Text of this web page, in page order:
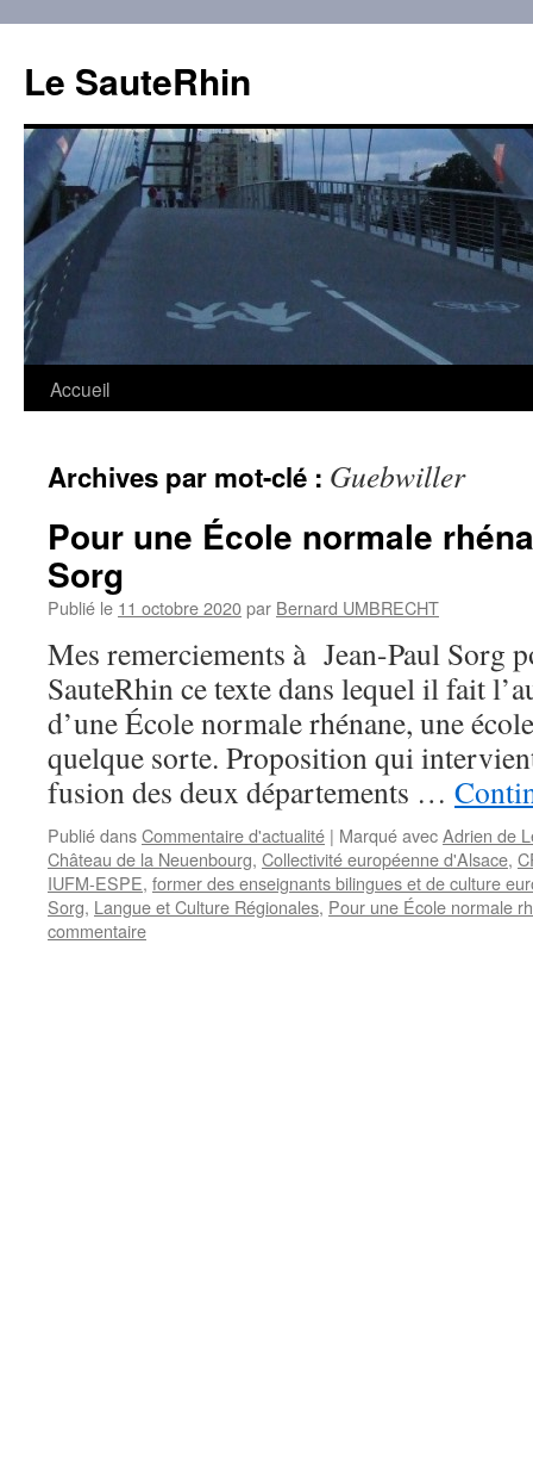
contenu
Le SauteRhin
Accueil
Archives par mot-clé : Guebwiller
Pour une École normale
Sorg
Publié le 11 octobre 2020par Bernard UMBRECHT
Mes remerciements à Jean-Paul Sorg
SauteRhin ce texte dans lequel il fait
d’une École normale rhénane, une
quelque sorte. Proposition qui
fusion des deux départements …
Publié dansCommentaire d'actualité | Marqué avecAdrien de
Château de la Neuenbourg, Collectivité européenne d'Alsace,
IUFM-ESPE, former des enseignants bilingues et de culture
Sorg, Langue et Culture Régionales, Pour une École normale
commentaire